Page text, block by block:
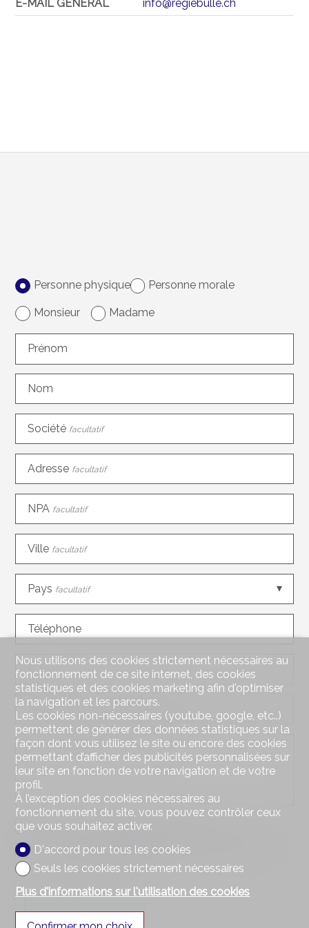
E-MAIL GÉNÉRAL info@regiebulle.ch
Personne physique Personne morale
Monsieur Madame
Prénom
Nom
Société facultatif
Adresse facultatif
NPA facultatif
Ville facultatif
Pays facultatif
Téléphone
E-mail
Comment nous connaissez-vous?
Demande d'informationsfacultatif
Créer un compte avec ces données
J'accepte lesconditionsconcernant le traitement
des données
Nous utilisons des cookies strictement nécessaires au
fonctionnement de ce site internet, des cookies
statistiques et des cookies marketing afin d'optimiser
la navigation et les parcours.
Les cookies non-nécessaires (youtube, google, etc..)
permettent de générer des données statistiques sur la
façon dont vous utilisez le site ou encore des cookies
permettant d’afficher des publicités personnalisées sur
leur site en fonction de votre navigation et de votre
profil.
À l’exception des cookies nécessaires au
fonctionnement du site, vous pouvez contrôler ceux
que vous souhaitez activer.
D'accord pour tous les cookies
Seuls les cookies strictement nécessaires
Plus d'informations sur l'utilisation des cookies